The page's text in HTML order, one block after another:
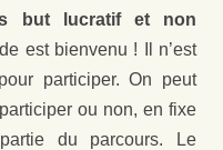
but lucratif et non
est bienvenu ! Il n’est
participer. On peut
ou non, en fixe
du parcours. Le